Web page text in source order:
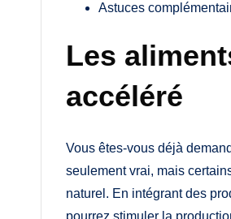
Astuces
Les
accéléré
Vous êtes-vous déjà
seulement vrai, mais
naturel. En intégrant des